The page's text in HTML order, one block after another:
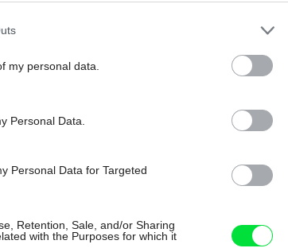
my personal data.
Personal Data.
Personal Data for Targeted
Retention, Sale, and/or Sharing
with the Purposes for which it
domu v sebe zahŕňa hlavnú
alebo sa vyberiete cestou
Dom na rohu ulice bol postavený v
sa snažili o zachovanie kvality